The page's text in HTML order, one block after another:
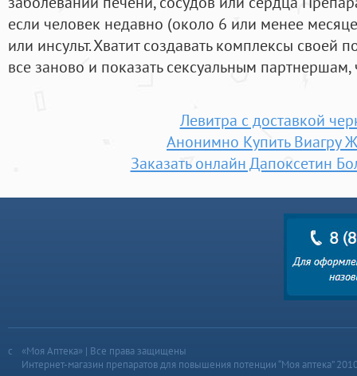
если человек недавно (около 6 или менее
или инсульт. Хватит создавать комплексы своей
все заново и показать сексуальным
Левитра с доставкой
Анонимно Купить Виагру
Заказать онлайн Дапоксетин
«Моя Аптека» | Все права защищены
Интернет-магазин препаратов для повышения потенции “Моя аптека”